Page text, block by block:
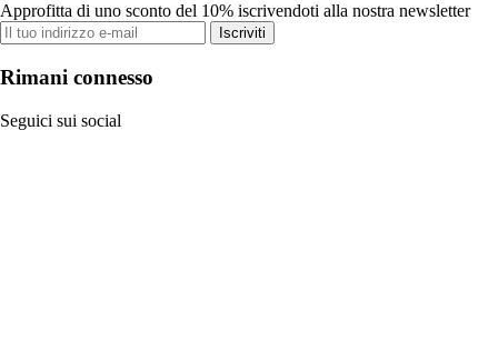
Approfitta di uno sconto del 10% iscrivendoti alla nostra newsletter
Iscriviti
Rimani connesso
Seguici sui social